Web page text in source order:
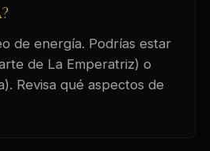
de energía. Podrías estar
de La Emperatriz) o
Revisa qué aspectos de